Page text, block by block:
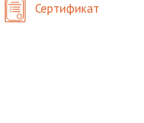
Сертификат